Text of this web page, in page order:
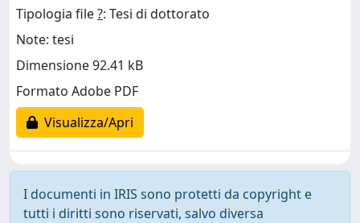
Tipologia file?: Tesi di dottorato
Note: tesi
Dimensione 92.41 kB
Formato Adobe PDF
Visualizza/Apri
I documenti in IRIS sono protetti da copyright e
tutti i diritti sono riservati, salvo diversa